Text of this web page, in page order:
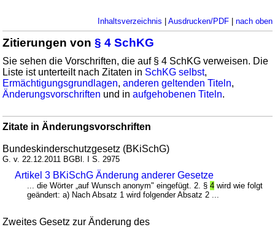
Inhaltsverzeichnis | Ausdrucken/PDF| nach oben
Zitierungen von§ 4 SchKG
Sie sehen die Vorschriften, die auf § 4 SchKG verweisen. Die
Liste ist unterteilt nach Zitaten in SchKG selbst,
Ermächtigungsgrundlagen,anderen geltenden Titeln,
Änderungsvorschriften und inaufgehobenen Titeln.
Zitate in Änderungsvorschriften
Bundeskinderschutzgesetz (BKiSchG)
G. v. 22.12.2011 BGBl. I S. 2975
Artikel 3 BKiSchG Änderung anderer Gesetze
... die Wörter „auf Wunsch anonym" eingefügt. 2. §4 wird wie folgt
geändert: a) Nach Absatz 1 wird folgender Absatz 2 ...
Zweites Gesetz zur Änderung des